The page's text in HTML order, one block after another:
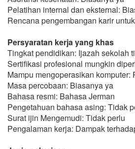
Pelatihan internal dan eksternal:
Rencana pengembangan karir
Persyaratan kerja yang khas
Tingkat pendidikan: Ijazah sekolah
Sertifikasi profesional mungkin
Mampu mengoperasikan komputer:
Masa percobaan: Biasanya ya
Bahasa resmi: Bahasa Jerman
Pengetahuan bahasa asing: Tidak
Surat ijin Mengemudi: Tidak perlu
Pengalaman kerja: Dampak